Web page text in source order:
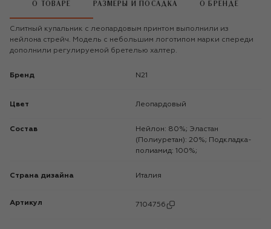
О ТОВАРЕ РАЗМЕРЫ И ПОСАДКА О БРЕНДЕ
Слитный купальник с леопардовым принтом выполнили из
нейлона стрейч. Модель с небольшим логотипом марки спереди
дополнили регулируемой бретелью халтер.
Бренд N21
Цвет Леопардовый
Состав
Нейлон: 80%; Эластан
(Полиуретан): 20%; Подкладка-
полиамид: 100%;
Страна дизайна Италия
Артикул 7104756